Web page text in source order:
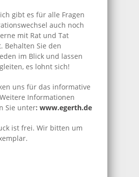
gibt es für alle Fragen
auch noch
mit Rat und Tat
Behalten Sie den
im Blick und lassen
es lohnt sich!
uns für das informative
Informationen
Sie unter: www.egerth.de
ist frei. Wir bitten um